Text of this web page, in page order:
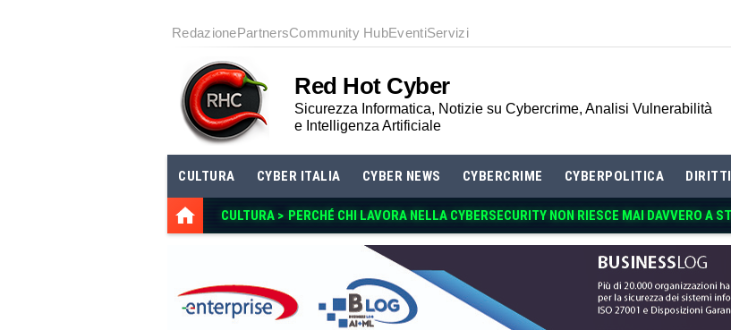
RedazionePartnersCommunity HubEventiServizi
Red Hot Cyber
Sicurezza Informatica, Notizie su Cybercrime, Analisi Vulnerabilità
e Intelligenza Artificiale
CULTURA CYBER ITALIA CYBER NEWS CYBERCRIME CYBERPOLITICA DIRITTI
CULTURA > PERCHÉ CHI LAVORA NELLA CYBERSECURITY NON RIESCE MAI DAV